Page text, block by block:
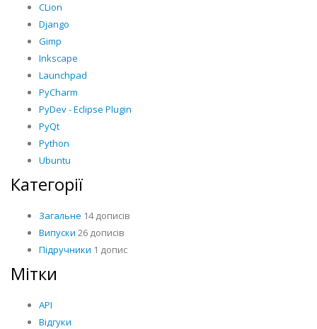
CLion
Django
Gimp
Inkscape
Launchpad
PyCharm
PyDev - Eclipse Plugin
PyQt
Python
Ubuntu
Категорії
Загальне 14 дописів
Випуски 26 дописів
Підручники 1 допис
Мітки
API
Відгуки